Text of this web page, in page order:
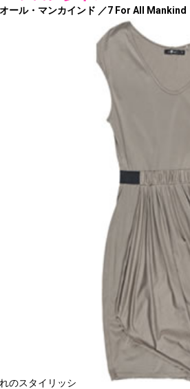
ール・マンカインド ／7 For All Mankind
のスタイリッシ